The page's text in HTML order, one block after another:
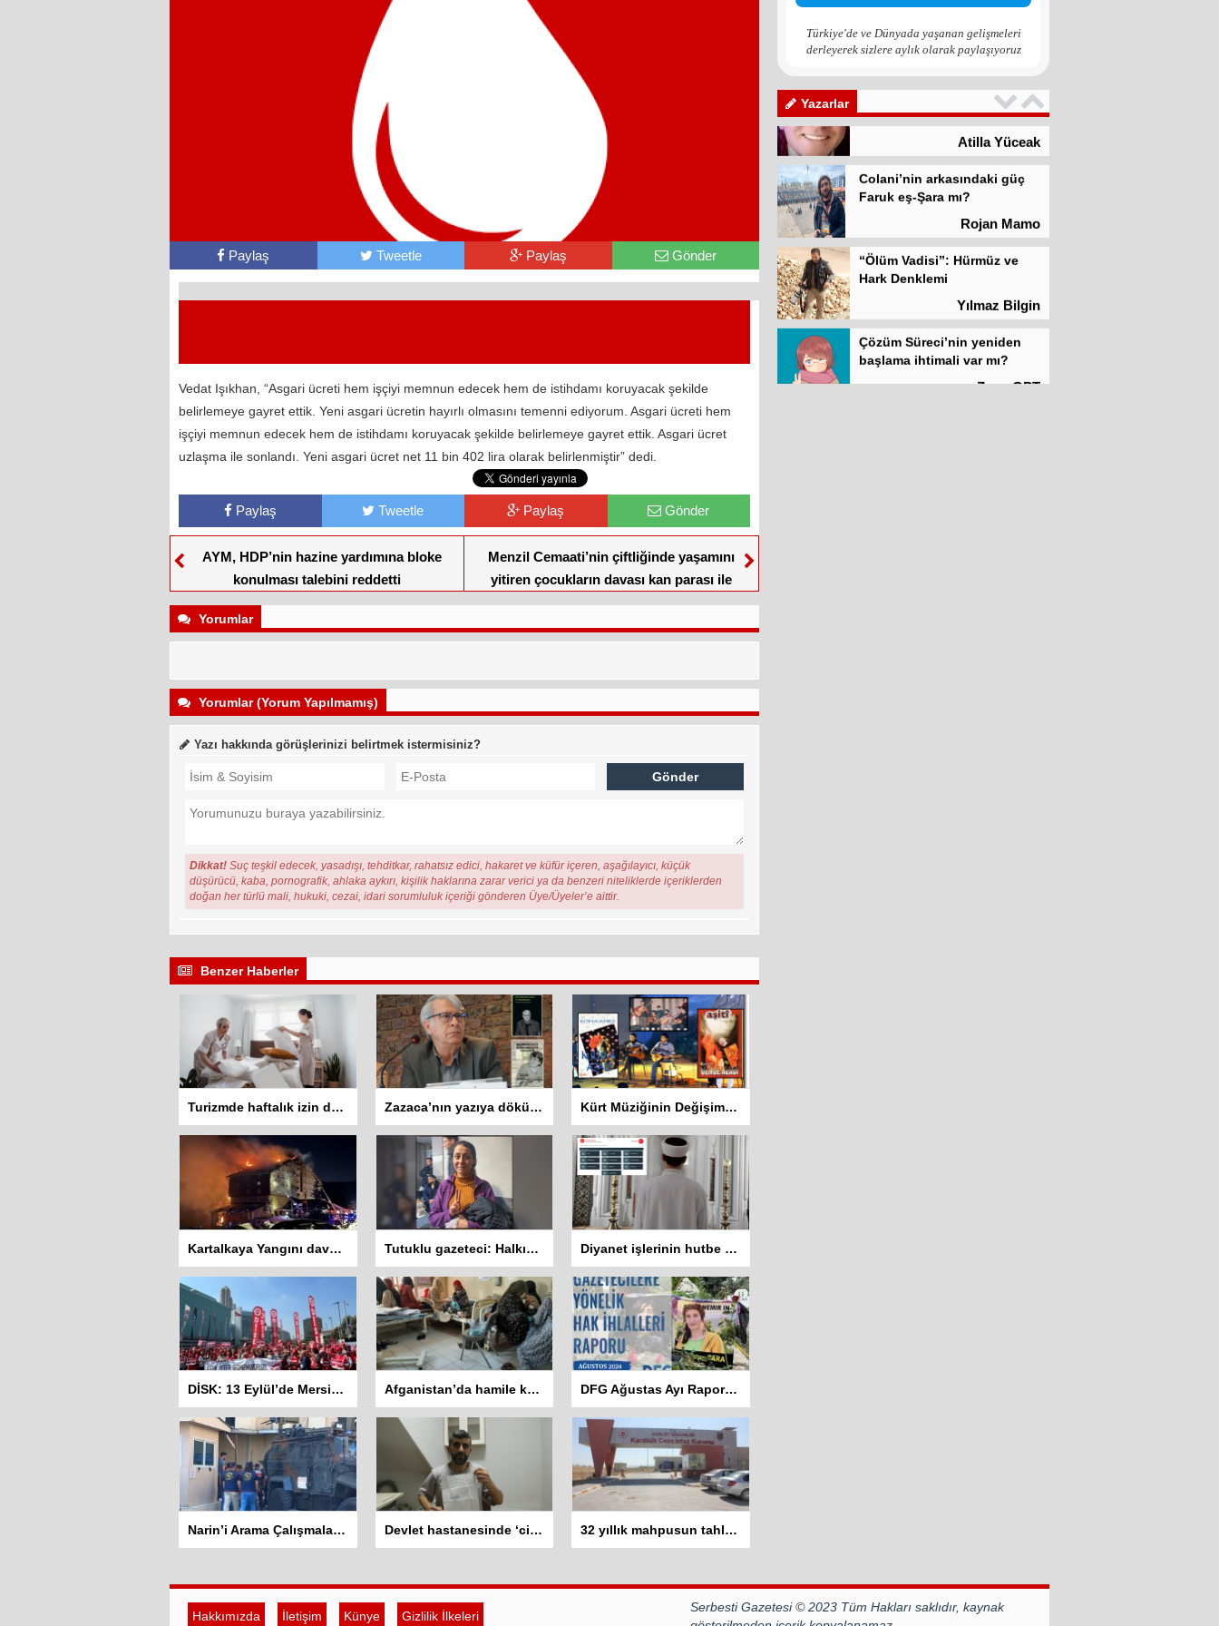
Paylaş Tweetle Paylaş Gönder
Vedat Işıkhan, “Asgari ücreti hem işçiyi memnun edecek hem de istihdamı koruyacak şekilde
belirlemeye gayret ettik. Yeni asgari ücretin hayırlı olmasını temenni ediyorum. Asgari ücreti hem
işçiyi memnun edecek hem de istihdamı koruyacak şekilde belirlemeye gayret ettik. Asgari ücret
uzlaşma ile sonlandı. Yeni asgari ücret net 11 bin 402 lira olarak belirlenmiştir” dedi.
Paylaş Tweetle Paylaş Gönder
AYM, HDP’nin hazine yardımına bloke
konulması talebini reddetti
Menzil Cemaati’nin çiftliğinde yaşamını
yitiren çocukların davası kan parası ile
kapatıldı
Yorumlar
Yorumlar (Yorum Yapılmamış)
Yazı hakkında görüşlerinizi belirtmek istermisiniz?
Dikkat! Suç teşkil edecek, yasadışı, tehditkar, rahatsız edici, hakaret ve küfür içeren, aşağılayıcı, küçük
düşürücü, kaba, pornografik, ahlaka aykırı, kişilik haklarına zarar verici ya da benzeri niteliklerde içeriklerden
doğan her türlü mali, hukuki, cezai, idari sorumluluk içeriği gönderen Üye/Üyeler’e aittir.
Benzer Haberler
Turizmde haftalık izin düzenlemesi tartışma yarattı: İşçiler 10 gün çalışmadan izin kullanamayacak Zazaca’nın yazıya dökülen sesi: Mehemed Malmîsanij Kürt Müziğinin Değişim Hikayesi: Koma Dengê Azadî ve Koma Amed
Kartalkaya Yangını davasında dört sanığa ev hapsi kararı Tutuklu gazeteci: Halkın haber alma hakkını savunacağız Diyanet işlerinin hutbe sisteminde 8 dil var Kürtçe yok
DİSK: 13 Eylül’de Mersin’den başlayarak mitingler yapacağız Afganistan’da hamile kadınlar doğumu ölüm korkusuyla bekliyor DFG Ağustas Ayı Raporu: 2 gazeteci hayatını kaybetti 401 habere erişim engeli getirildi
Narin’i Arama Çalışmaları 13. Gününde: Amcası adliyeye sevk edildi Devlet hastanesinde ‘cihaz yok’, özel hastane 800 bin TL istiyor 32 yıllık mahpusun tahliyesi 4.kez engellendi
Türkiye'de ve Dünyada yaşanan gelişmeleri
derleyerek sizlere aylık olarak paylaşıyoruz
Yazarlar
Kadına şiddet “Devlet” eliyle
meşrulaştırılıyor
Atilla Yüceak
Colani’nin arkasındaki güç
Faruk eş-Şara mı?
Rojan Mamo
“Ölüm Vadisi”: Hürmüz ve
Hark Denklemi
Yılmaz Bilgin
Çözüm Süreci’nin yeniden
başlama ihtimali var mı?
Zona GPT
Kadına şiddet “Devlet” eliyle
Hakkımızda İletişim Künye Gizlilik İlkeleri
Serbesti Gazetesi © 2023 Tüm Hakları saklıdır, kaynak